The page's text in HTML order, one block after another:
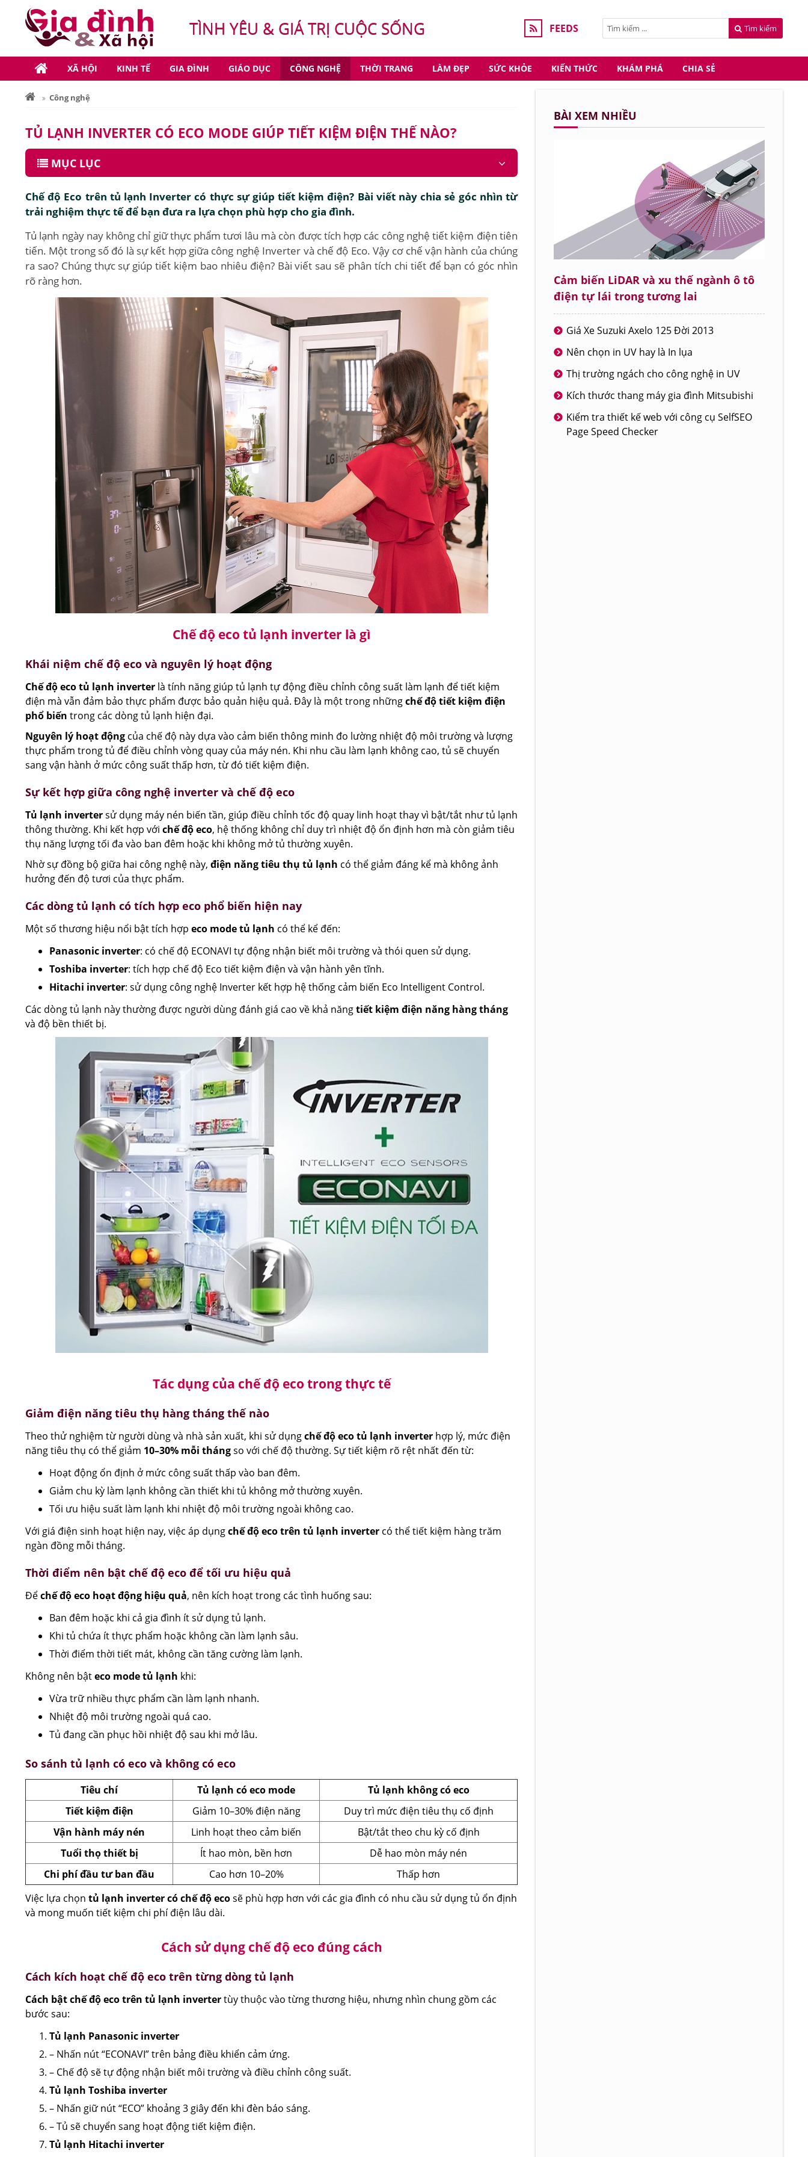
TÌNH YÊU & GIÁ TRỊ CUỘC SỐNG FEEDS Tìm kiếm
XÃ HỘI KINH TẾ GIA ĐÌNH GIÁO DỤC CÔNG NGHỆ THỜI TRANG LÀM ĐẸP SỨC KHỎE KIẾN THỨC KHÁM PHÁ CHIA SẺ
Công nghệ
TỦ LẠNH INVERTER CÓ ECO MODE GIÚP TIẾT KIỆM ĐIỆN THẾ NÀO?
MỤC LỤC
Chế độ Eco trên tủ lạnh Inverter có thực sự giúp tiết kiệm điện? Bài viết này chia sẻ góc nhìn từ
trải nghiệm thực tế để bạn đưa ra lựa chọn phù hợp cho gia đình.
Tủ lạnh ngày nay không chỉ giữ thực phẩm tươi lâu mà còn được tích hợp các công nghệ tiết kiệm điện tiên
tiến. Một trong số đó là sự kết hợp giữa công nghệ Inverter và chế độ Eco. Vậy cơ chế vận hành của chúng
ra sao? Chúng thực sự giúp tiết kiệm bao nhiêu điện? Bài viết sau sẽ phân tích chi tiết để bạn có góc nhìn
rõ ràng hơn.
Chế độ eco tủ lạnh inverter là gì
Khái niệm chế độ eco và nguyên lý hoạt động
Chế độ eco tủ lạnh inverter là tính năng giúp tủ lạnh tự động điều chỉnh công suất làm lạnh để tiết kiệm
điện mà vẫn đảm bảo thực phẩm được bảo quản hiệu quả. Đây là một trong nhữngchế độ tiết kiệm điện
phổ biến trong các dòng tủ lạnh hiện đại.
Nguyên lý hoạt động của chế độ này dựa vào cảm biến thông minh đo lường nhiệt độ môi trường và lượng
thực phẩm trong tủ để điều chỉnh vòng quay của máy nén. Khi nhu cầu làm lạnh không cao, tủ sẽ chuyển
sang vận hành ở mức công suất thấp hơn, từ đó tiết kiệm điện.
Sự kết hợp giữa công nghệ inverter và chế độ eco
Tủ lạnh invertersử dụng máy nén biến tần, giúp điều chỉnh tốc độ quay linh hoạt thay vì bật/tắt như tủ lạnh
thông thường. Khi kết hợp với chế độ eco, hệ thống không chỉ duy trì nhiệt độ ổn định hơn mà còn giảm tiêu
thụ năng lượng tối đa vào ban đêm hoặc khi không mở tủ thường xuyên.
Nhờ sự đồng bộ giữa hai công nghệ này, điện năng tiêu thụ tủ lạnh có thể giảm đáng kể mà không ảnh
hưởng đến độ tươi của thực phẩm.
Các dòng tủ lạnh có tích hợp eco phổ biến hiện nay
Một số thương hiệu nổi bật tích hợp eco mode tủ lạnh có thể kể đến:
Panasonic inverter: có chế độ ECONAVI tự động nhận biết môi trường và thói quen sử dụng.
Toshiba inverter: tích hợp chế độ Eco tiết kiệm điện và vận hành yên tĩnh.
Hitachi inverter: sử dụng công nghệ Inverter kết hợp hệ thống cảm biến Eco Intelligent Control.
Các dòng tủ lạnh này thường được người dùng đánh giá cao về khả năngtiết kiệm điện năng hàng tháng
và độ bền thiết bị.
Tác dụng của chế độ eco trong thực tế
Giảm điện năng tiêu thụ hàng tháng thế nào
Theo thử nghiệm từ người dùng và nhà sản xuất, khi sử dụngchế độ eco tủ lạnh inverter hợp lý, mức điện
năng tiêu thụ có thể giảm 10–30% mỗi thángso với chế độ thường. Sự tiết kiệm rõ rệt nhất đến từ:
Hoạt động ổn định ở mức công suất thấp vào ban đêm.
Giảm chu kỳ làm lạnh không cần thiết khi tủ không mở thường xuyên.
Tối ưu hiệu suất làm lạnh khi nhiệt độ môi trường ngoài không cao.
Với giá điện sinh hoạt hiện nay, việc áp dụngchế độ eco trên tủ lạnh inverter có thể tiết kiệm hàng trăm
ngàn đồng mỗi tháng.
Thời điểm nên bật chế độ eco để tối ưu hiệu quả
Đểchế độ eco hoạt động hiệu quả, nên kích hoạt trong các tình huống sau:
Ban đêm hoặc khi cả gia đình ít sử dụng tủ lạnh.
Khi tủ chứa ít thực phẩm hoặc không cần làm lạnh sâu.
Thời điểm thời tiết mát, không cần tăng cường làm lạnh.
Không nên bậteco mode tủ lạnh khi:
Vừa trữ nhiều thực phẩm cần làm lạnh nhanh.
Nhiệt độ môi trường ngoài quá cao.
Tủ đang cần phục hồi nhiệt độ sau khi mở lâu.
So sánh tủ lạnh có eco và không có eco
Tiêu chí Tủ lạnh có eco mode
Tủ lạnh không có eco
Tiết kiệm điện
Giảm 10–30% điện năng
Duy trì mức điện tiêu thụ cố định
Vận hành máy nén
Linh hoạt theo cảm biến
Bật/tắt theo chu kỳ cố định
Tuổi thọ thiết bị
Ít hao mòn, bền hơn
Dễ hao mòn máy nén
Chi phí đầu tư ban đầu
Cao hơn 10–20%
Thấp hơn
Việc lựa chọn tủ lạnh inverter có chế độ ecosẽ phù hợp hơn với các gia đình có nhu cầu sử dụng tủ ổn định
và mong muốn tiết kiệm chi phí điện lâu dài.
Cách sử dụng chế độ eco đúng cách
Cách kích hoạt chế độ eco trên từng dòng tủ lạnh
Cách bật chế độ eco trên tủ lạnh invertertùy thuộc vào từng thương hiệu, nhưng nhìn chung gồm các
bước sau:
Tủ lạnh Panasonic inverter
– Nhấn nút “ECONAVI” trên bảng điều khiển cảm ứng.
– Chế độ sẽ tự động nhận biết môi trường và điều chỉnh công suất.
Tủ lạnh Toshiba inverter
– Nhấn giữ nút “ECO” khoảng 3 giây đến khi đèn báo sáng.
– Tủ sẽ chuyển sang hoạt động tiết kiệm điện.
Tủ lạnh Hitachi inverter
BÀI XEM NHIỀU
Cảm biến LiDAR và xu thế ngành ô tô
điện tự lái trong tương lai
Giá Xe Suzuki Axelo 125 Đời 2013
Nên chọn in UV hay là In lụa
Thị trường ngách cho công nghệ in UV
Kích thước thang máy gia đình Mitsubishi
Kiểm tra thiết kế web với công cụ SelfSEO
Page Speed Checker